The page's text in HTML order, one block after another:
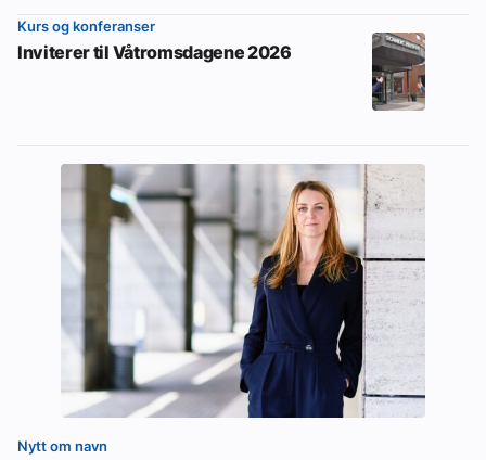
Kurs og konferanser
Inviterer til Våtromsdagene 2026
Nytt om navn